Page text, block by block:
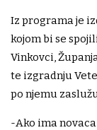
Iz programa je
kojom bi se
Vinkovci,
te izgradnju
po njemu
-Ako ima